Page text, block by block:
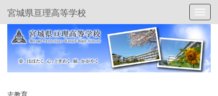
宮城県亘理高等学校
志教育